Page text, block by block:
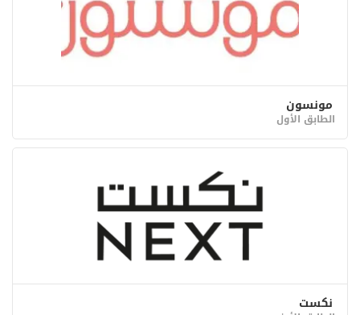
مونسون
الطابق الأول
نكست